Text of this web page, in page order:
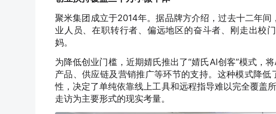
聚米集团成立于2014年。据品牌方介绍，过去十二年
业人员、在职转行者、偏远地区的奋斗者、刚走出校
妈。
为降低创业门槛，近期婧氏推出了“婧氏AI创客”模式，
产品、供应链及营销推广等环节的支持。这种模式降
性，决定了单纯依靠线上工具和远程指导难以完全覆盖
走访为主要形式的现实考量。